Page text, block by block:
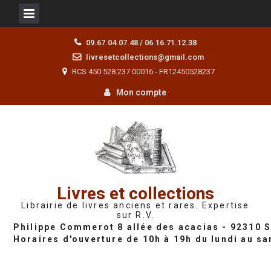
09.67.04.07.48 / 06.16.71.12.38
livresetcollections@gmail.com
RCS 450 528 237 00016 - FR12450528237
Mon compte
Livres et collections
Librairie de livres anciens et rares. Expertise
sur R.V.